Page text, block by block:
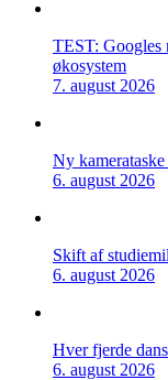
TEST: Googles
økosystem
7. august 2026
Ny
6. august 2026
Skift af
6. august 2026
Hver fjerde
6. august 2026